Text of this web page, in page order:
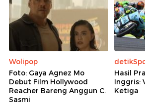
Wolipop
Foto: Gaya Agnez Mo
Debut Film Hollywood
Reacher Bareng Anggun C.
Sasmi
Hasil
Inggris:
Ketiga